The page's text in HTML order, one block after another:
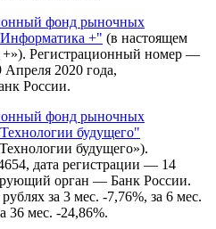
фонд рыночных
+" (в настоящем
Регистрационный номер —
2020 года,
России.
фонд рыночных
будущего"
будущего»).
дата регистрации — 14
орган — Банк России.
за 3 мес. -7,76%, за 6 мес.
36 мес. -24,86%.